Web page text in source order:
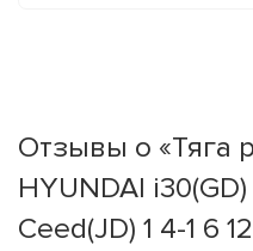
Отзывы о «Тяга
HYUNDAI i30(GD)
Ceed(JD) 1 4-1 6